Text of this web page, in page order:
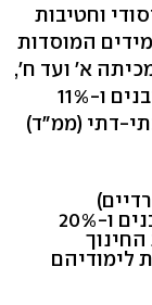
וחטיבות
כי בעוד שכ-98% מתלמידים המוסדות
א' ועד ח',
הרי שבבתי הספר החרדיים כ-13% מהבנים ו-11%
הממלכתי-דתי (ממ"ד)
לחילוניים גדולה עוד יותר: כ-25% מהבנים ו-20%
לימודיהם